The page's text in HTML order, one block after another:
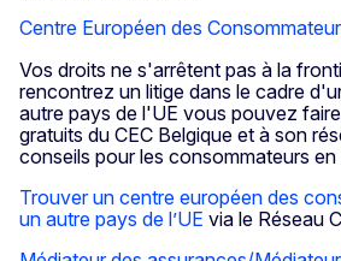
Centre Européen des
Vos droits ne s'arrêtent pas à la
rencontrez un litige dans le cadre
autre pays de l'UE vous pouvez
gratuits du CEC Belgique et à son
conseils pour les consommateurs en
Trouver un centre européen des
un autre pays de l’UE via le Réseau